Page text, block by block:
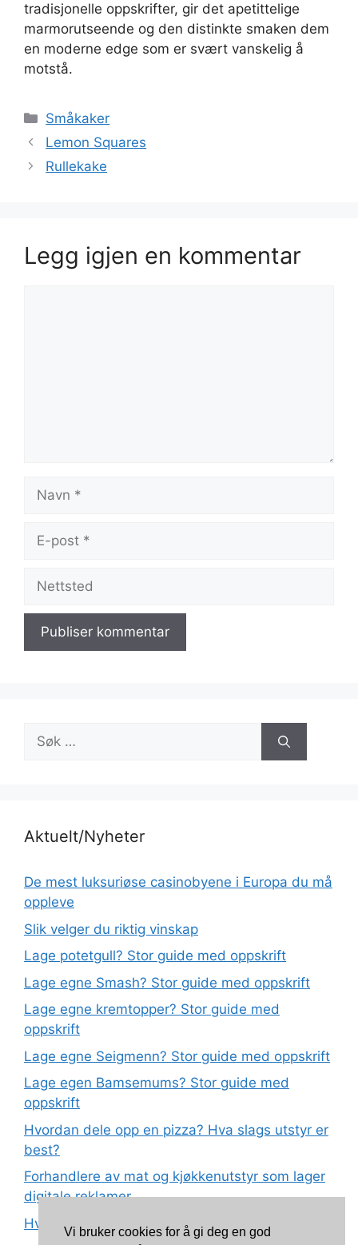
tradisjonelle oppskrifter, gir det apetittelige
marmorutseende og den distinkte smaken dem
en moderne edge som er svært vanskelig å
motstå.
Kategorier
Småkaker
Lemon Squares
Rullekake
Legg igjen en kommentar
Navn
Nettsted
Søk
etter:
Aktuelt/Nyheter
De mest luksuriøse casinobyene i Europa du må
oppleve
Slik velger du riktig vinskap
Lage potetgull? Stor guide med oppskrift
Lage egne Smash? Stor guide med oppskrift
Lage egne kremtopper? Stor guide med
oppskrift
Lage egne Seigmenn? Stor guide med oppskrift
Lage egen Bamsemums? Stor guide med
oppskrift
Hvordan dele opp en pizza? Hva slags utstyr er
best?
Forhandlere av mat og kjøkkenutstyr som lager
digitale reklamer
Hva betyr det at plast har matkvalitet?
Vi bruker cookies for å gi deg en god